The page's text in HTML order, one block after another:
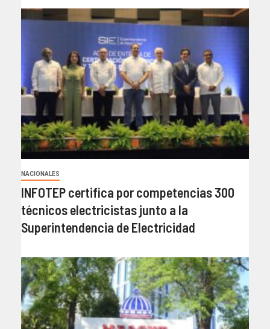
NACIONALES
INFOTEP certifica por competencias 300
técnicos electricistas junto a la
Superintendencia de Electricidad